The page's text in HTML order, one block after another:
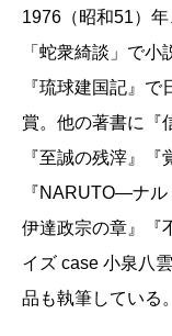
細谷正充
痛快な時代バイ
気コミックのノベ
る矢野隆が、ま
梓した。それが
芸妓の凜は、料
の伝助と共に家
味線に仕込んだ刀
1976（昭和51）
「蛇衆綺談」で
『琉球建国記』
賞。他の著書に『
『至誠の残滓』
『NARUTO―ナ
伊達政宗の章』『
イズ case 小泉八
品も執筆している。